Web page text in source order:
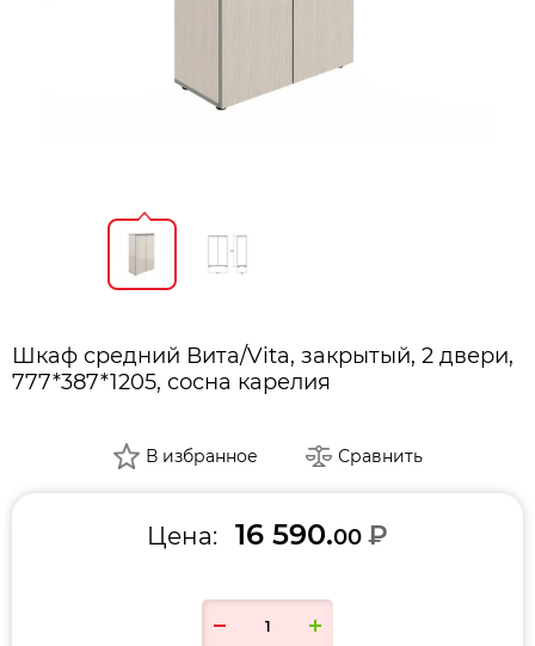
Шкаф средний Вита/Vita, закрытый, 2 двери,
777*387*1205, сосна карелия
В избранное Сравнить
Цена: 16 590.00 ₽